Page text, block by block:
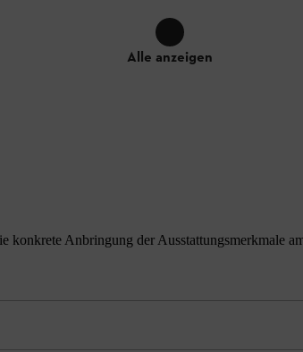
Alle anzeigen
konkrete Anbringung der Ausstattungsmerkmale